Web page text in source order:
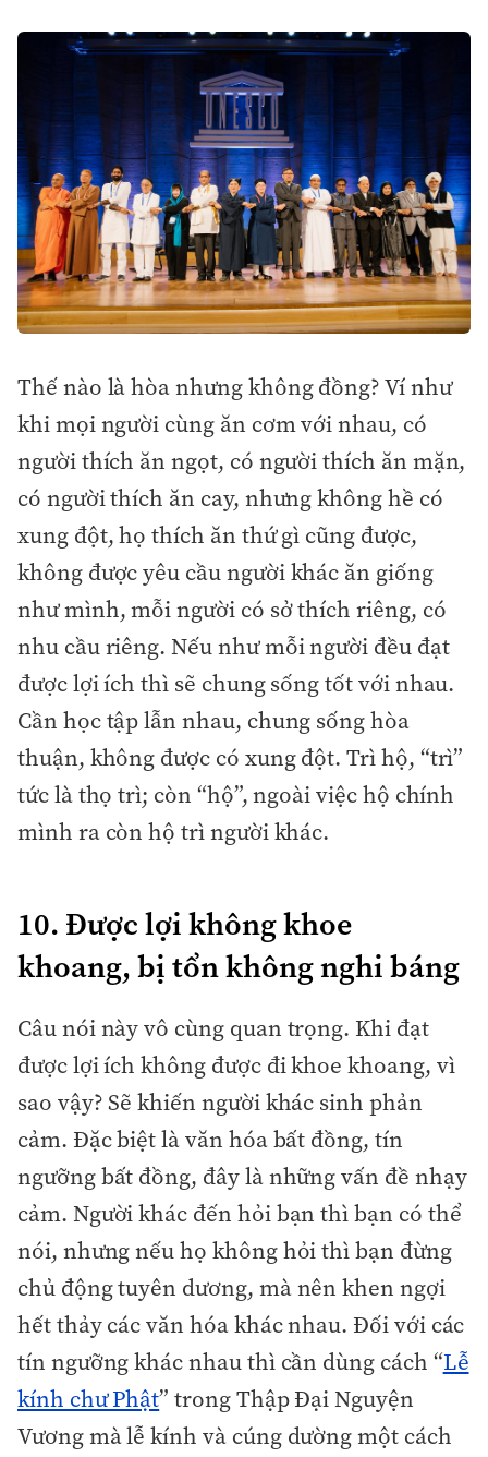
Thế nào là hòa nhưng không đồng? Ví như
khi mọi người cùng ăn cơm với nhau, có
người thích ăn ngọt, có người thích ăn mặn,
có người thích ăn cay, nhưng không hề có
xung đột, họ thích ăn thứ gì cũng được,
không được yêu cầu người khác ăn giống
như mình, mỗi người có sở thích riêng, có
nhu cầu riêng. Nếu như mỗi người đều đạt
được lợi ích thì sẽ chung sống tốt với nhau.
Cần học tập lẫn nhau, chung sống hòa
thuận, không được có xung đột. Trì hộ, “trì”
tức là thọ trì; còn “hộ”, ngoài việc hộ chính
mình ra còn hộ trì người khác.
10. Được lợi không khoe
khoang, bị tổn không nghi báng
Câu nói này vô cùng quan trọng. Khi đạt
được lợi ích không được đi khoe khoang, vì
sao vậy? Sẽ khiến người khác sinh phản
cảm. Đặc biệt là văn hóa bất đồng, tín
ngưỡng bất đồng, đây là những vấn đề nhạy
cảm. Người khác đến hỏi bạn thì bạn có thể
nói, nhưng nếu họ không hỏi thì bạn đừng
chủ động tuyên dương, mà nên khen ngợi
hết thảy các văn hóa khác nhau. Đối với các
tín ngưỡng khác nhau thì cần dùng cách “Lễ
kính chư Phật” trong Thập Đại Nguyện
Vương mà lễ kính và cúng dường một cách